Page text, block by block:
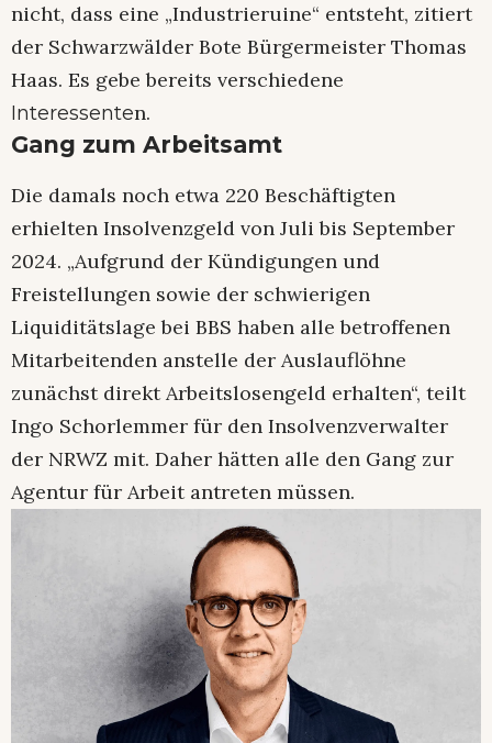
nicht, dass eine „Industrieruine“ entsteht, zitiert
der Schwarzwälder Bote Bürgermeister Thomas
Haas. Es gebe bereits verschiedene
Interessenten.
Gang zum Arbeitsamt
Die damals noch etwa 220 Beschäftigten
erhielten Insolvenzgeld von Juli bis September
2024. „Aufgrund der Kündigungen und
Freistellungen sowie der schwierigen
Liquiditätslage bei BBS haben alle betroffenen
Mitarbeitenden anstelle der Auslauflöhne
zunächst direkt Arbeitslosengeld erhalten“, teilt
Ingo Schorlemmer für den Insolvenzverwalter
der NRWZ mit. Daher hätten alle den Gang zur
Agentur für Arbeit antreten müssen.